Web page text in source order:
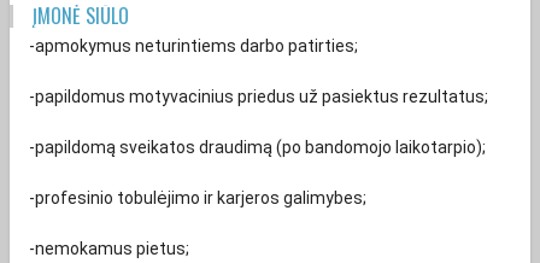
ĮMONĖ SIŪLO
-apmokymus neturintiems darbo patirties;
-papildomus motyvacinius priedus už pasiektus rezultatus;
-papildomą sveikatos draudimą (po bandomojo laikotarpio);
-profesinio tobulėjimo ir karjeros galimybes;
-nemokamus pietus;